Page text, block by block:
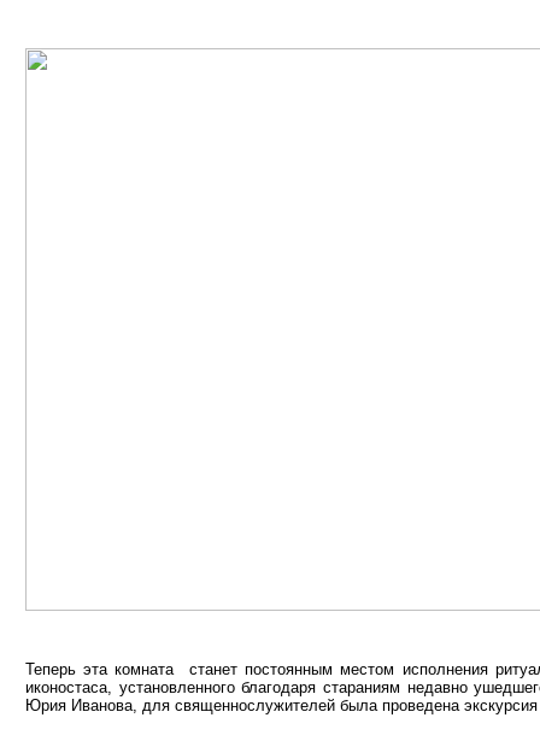
Теперь эта комната станет постоянным местом исполнения
иконостаса, установленного благодаря стараниям недавно
Юрия Иванова, для священнослужителей была проведена